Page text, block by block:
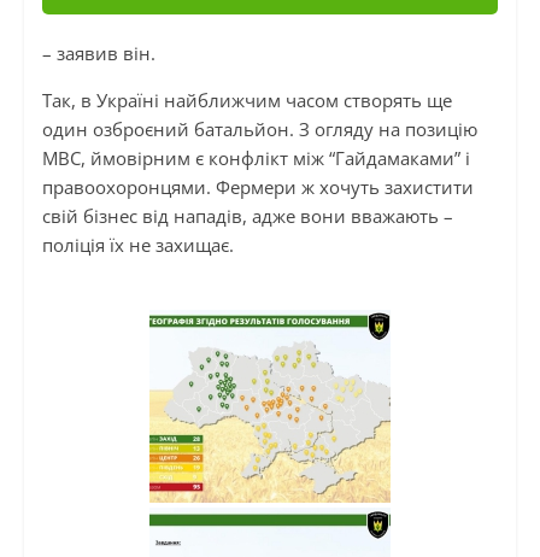
– заявив він.
Так, в Україні найближчим часом створять ще
один озброєний батальйон. З огляду на позицію
МВС, ймовірним є конфлікт між “Гайдамаками” і
правоохоронцями. Фермери ж хочуть захистити
свій бізнес від нападів, адже вони вважають –
поліція їх не захищає.